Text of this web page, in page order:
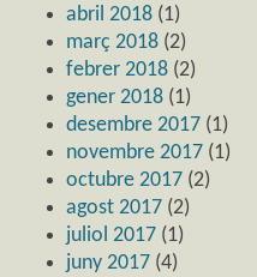
abril 2018 (1)
març 2018 (2)
febrer 2018 (2)
gener 2018 (1)
desembre 2017 (1)
novembre 2017 (1)
octubre 2017 (2)
agost 2017 (2)
juliol 2017 (1)
juny 2017 (4)